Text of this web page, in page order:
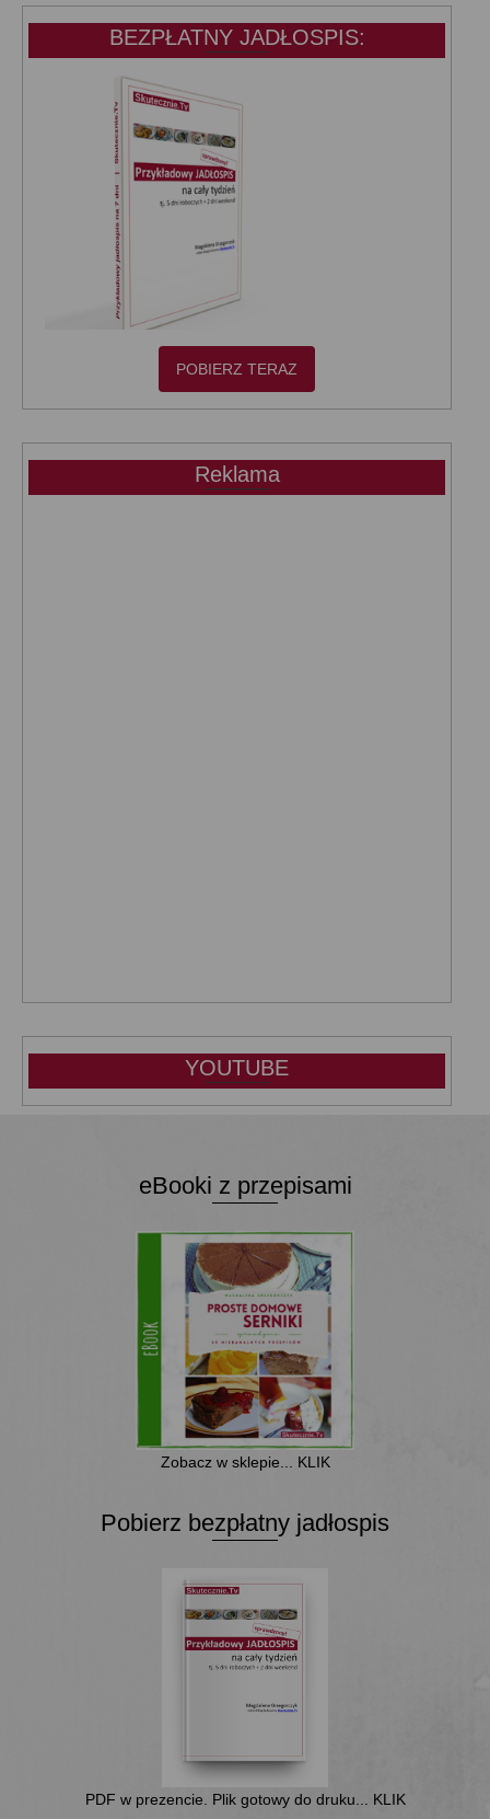
BEZPŁATNY JADŁOSPIS:
POBIERZ TERAZ
Reklama
YOUTUBE
eBooki z przepisami
Zobacz w sklepie... KLIK
Pobierz bezpłatny jadłospis
PDF w prezencie. Plik gotowy do druku... KLIK